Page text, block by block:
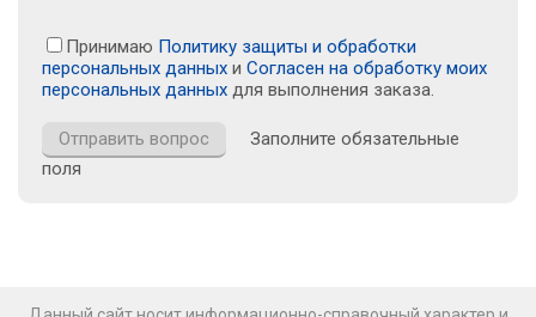
Принимаю Политику защиты и обработки
персональных данных и Согласен на обработку моих
персональных данных для выполнения заказа.
Заполните обязательные
поля